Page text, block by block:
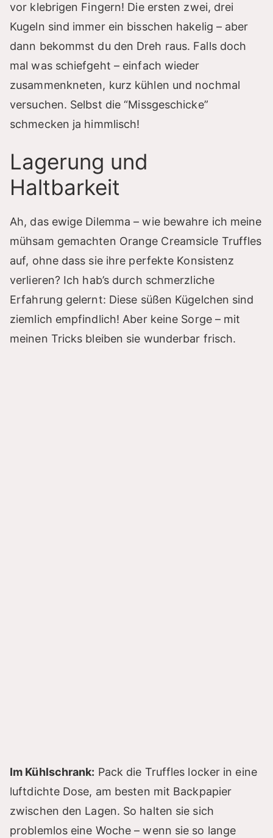
vor klebrigen Fingern! Die ersten zwei, drei
Kugeln sind immer ein bisschen hakelig – aber
dann bekommst du den Dreh raus. Falls doch
mal was schiefgeht – einfach wieder
zusammenkneten, kurz kühlen und nochmal
versuchen. Selbst die “Missgeschicke”
schmecken ja himmlisch!
Lagerung und
Haltbarkeit
Ah, das ewige Dilemma – wie bewahre ich meine
mühsam gemachten Orange Creamsicle Truffles
auf, ohne dass sie ihre perfekte Konsistenz
verlieren? Ich hab’s durch schmerzliche
Erfahrung gelernt: Diese süßen Kügelchen sind
ziemlich empfindlich! Aber keine Sorge – mit
meinen Tricks bleiben sie wunderbar frisch.
Im Kühlschrank: Pack die Truffles locker in eine
luftdichte Dose, am besten mit Backpapier
zwischen den Lagen. So halten sie sich
problemlos eine Woche – wenn sie so lange